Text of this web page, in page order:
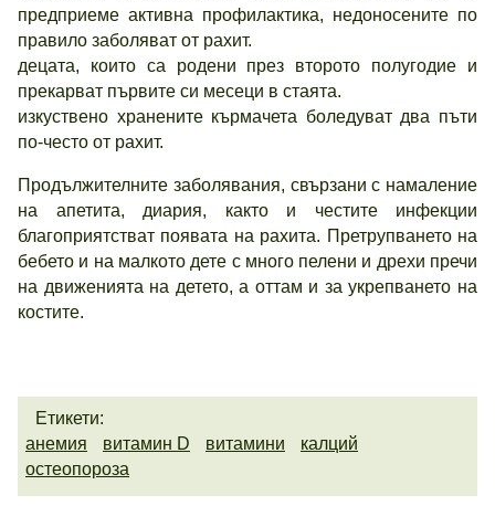
предприеме активна профилактика, недоносените по
правило заболяват от рахит.
децата, които са родени през второто полугодие и
прекарват първите си месеци в стаята.
изкуствено хранените кърмачета боледуват два пъти
пo-често от рахит.
Продължителните заболявания, свързани с намаление
на апетита, диария, както и честите инфекции
благоприятстват появата на рахита. Претрупването на
бебето и на малкото дете с много пелени и дрехи пречи
на движенията на детето, а оттам и за укрепването на
костите.
Етикети:
анемия
витамин D витамини
калций
остеопороза